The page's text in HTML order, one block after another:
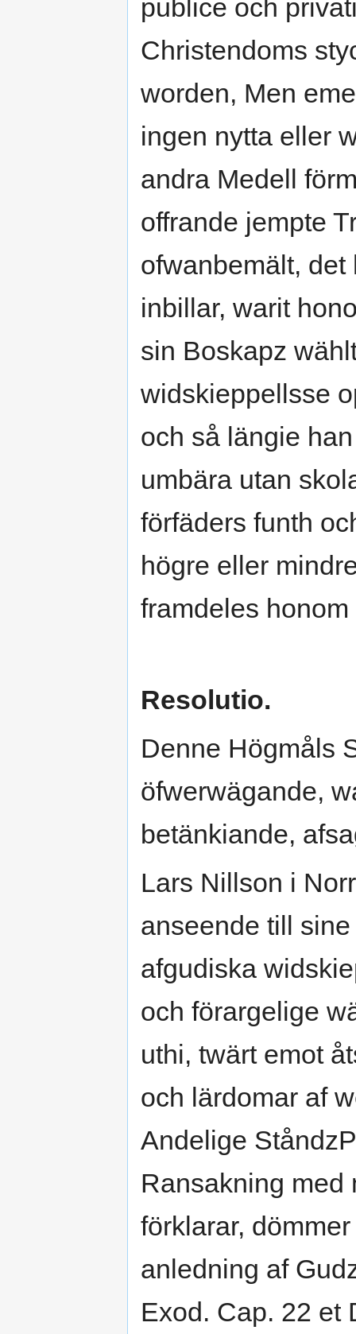
publice och
Christendoms
worden, Men
ingen nytta eller
andra Medell
offrande jempte
ofwanbemält,
inbillar, warit
sin Boskapz
widskieppellsse
och så längie
umbära utan
förfäders funth
högre eller
framdeles
Resolutio.
Denne Högmåls
öfwerwägande,
betänkiande,
Lars Nillson i
anseende till
afgudiska
och förargelige
uthi, twärt emot
och lärdomar af
Andelige
Ransakning med
förklarar,
anledning af
Exod. Cap. 22 et